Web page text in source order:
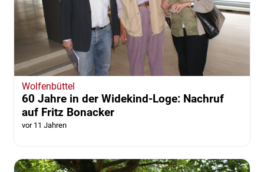
Wolfenbüttel
60 Jahre in der Widekind-Loge: Nachruf
auf Fritz Bonacker
vor 11 Jahren